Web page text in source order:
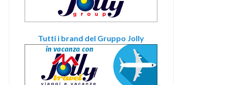
Tutti i brand del Gruppo Jolly